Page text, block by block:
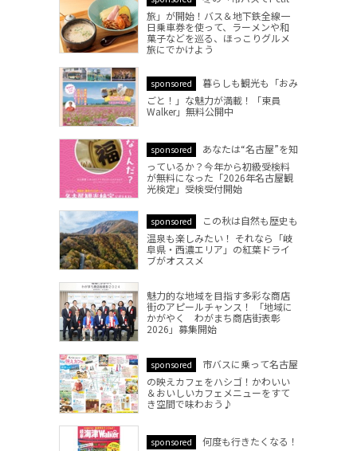
旅」が開始！バス＆地下鉄全線一
日乗車券を使って、ラーメンや和
菓子などを巡る、ほっこりグルメ
旅にでかけよう
sponsored
暮らしも観光も「おみ
ごと！」な魅力が満載！「東員
Walker」無料公開中
sponsored
あなたは“名古屋”を知
っているか？今年から初級受検料
が無料になった「2026年名古屋観
光検定」受検受付開始
sponsored
この秋は自然も歴史も
温泉も楽しみたい！ それなら「岐
阜県・西濃エリア」の紅葉ドライ
ブがオススメ
魅力的な地域を目指す多彩な商店
街のアピールチャンス！ 「地域に
かがやく わがまち商店街表彰
2026」募集開始
sponsored
市バスに乗って名古屋
の映えカフェをハシゴ！かわいい
＆おいしいカフェメニューをすて
き空間で味わおう♪
sponsored
何度も行きたくなる！